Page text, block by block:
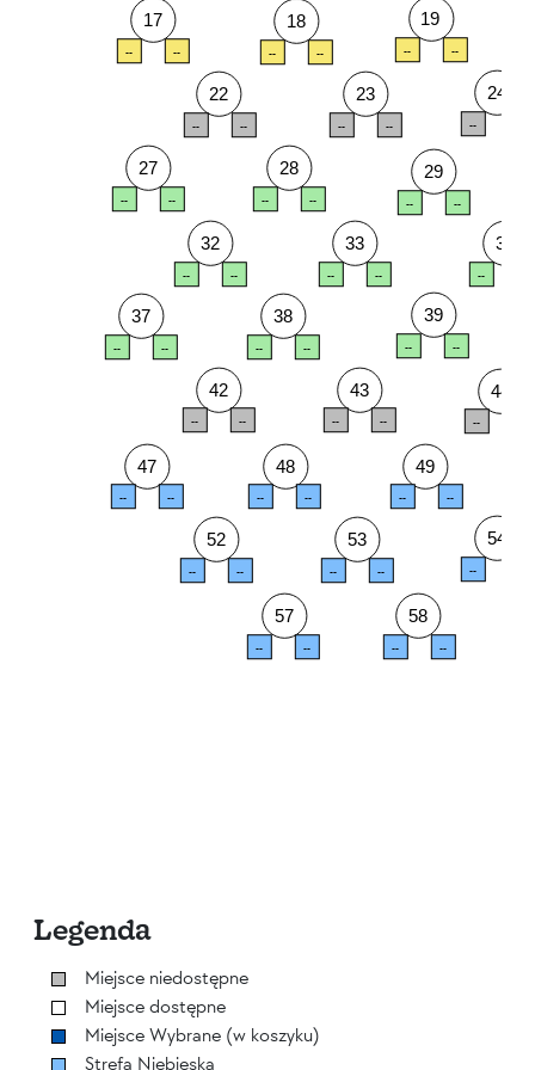
17 18 19
22 23 24
27 28 29
32 33 34
37 38 39
42 43 44
47 48 49
52 53 54
57 58
-- --
-- -- -- --
--
-- -- -- --
-- -- -- -- -- --
-- -- -- -- --
-- --
-- -- -- --
-- -- -- -- --
-- -- -- -- -- --
--
-- -- -- --
-- -- -- --
Legenda
Miejsce niedostępne
Miejsce dostępne
Miejsce Wybrane (w koszyku)
Strefa Niebieska